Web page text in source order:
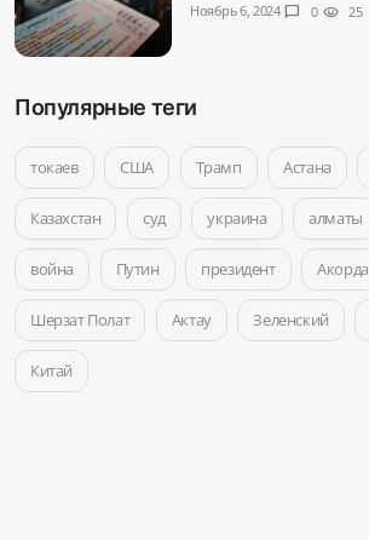
Ноябрь 6, 2024 chat_bubble 0 visibility 25
Популярные теги
токаев США Трамп Астана
Казахстан суд украина алматы
война Путин президент Акорда
Шерзат Полат Актау Зеленский
Китай